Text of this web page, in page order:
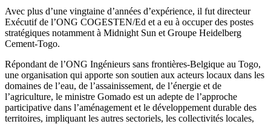
Avec plus d’une vingtaine d’années d’expérience, il fut directeur
Exécutif de l’ONG COGESTEN/Ed et a eu à occuper des postes
stratégiques notamment à Midnight Sun et Groupe Heidelberg
Cement-Togo.
Répondant de l’ONG Ingénieurs sans frontières-Belgique au Togo,
une organisation qui apporte son soutien aux acteurs locaux dans les
domaines de l’eau, de l’assainissement, de l’énergie et de
l’agriculture, le ministre Gomado est un adepte de l’approche
participative dans l’aménagement et le développement durable des
territoires, impliquant les autres sectoriels, les collectivités locales,